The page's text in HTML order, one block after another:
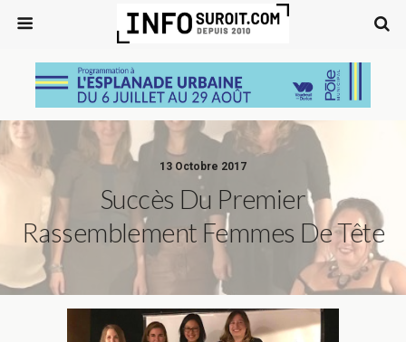
13 Octobre 2017
Succès Du Premier
Rassemblement Femmes De Tête